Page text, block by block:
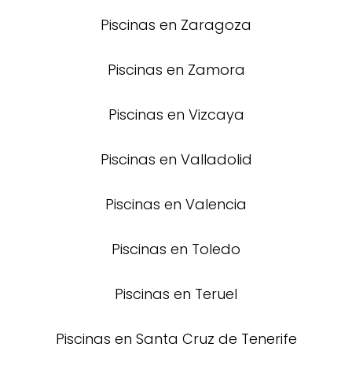
Piscinas en Zaragoza
Piscinas en Zamora
Piscinas en Vizcaya
Piscinas en Valladolid
Piscinas en Valencia
Piscinas en Toledo
Piscinas en Teruel
Piscinas en Santa Cruz de Tenerife